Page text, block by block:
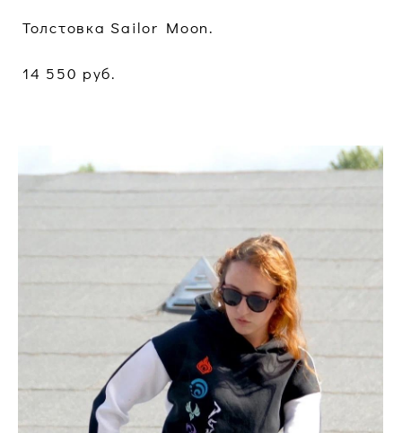
Толстовка Sailor Moon.
14 550 pуб.